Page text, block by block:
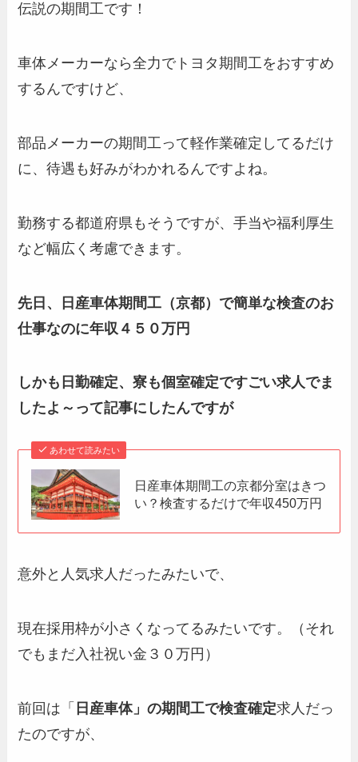
伝説の期間工です！
車体メーカーなら全力でトヨタ期間工をおすすめ
するんですけど、
部品メーカーの期間工って軽作業確定してるだけ
に、待遇も好みがわかれるんですよね。
勤務する都道府県もそうですが、手当や福利厚生
など幅広く考慮できます。
先日、日産車体期間工（京都）で簡単な検査のお
仕事なのに年収４５０万円
しかも日勤確定、寮も個室確定ですごい求人でま
したよ～って記事にしたんですが
あわせて読みたい
日産車体期間工の京都分室はきつ
い？検査するだけで年収450万円
意外と人気求人だったみたいで、
現在採用枠が小さくなってるみたいです。（それ
でもまだ入社祝い金３０万円）
前回は「 日産車体」の期間工で検査確定求人だっ
たのですが、